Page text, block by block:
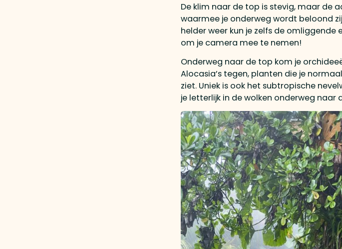
De klim naar de top is stevig, maar de
waarmee je onderweg wordt beloond
helder weer kun je zelfs de omliggende
om je camera mee te nemen!
Onderweg naar de top kom je
Alocasia’s tegen, planten die je
ziet. Uniek is ook het subtropische
je letterlijk in de wolken onderweg naar